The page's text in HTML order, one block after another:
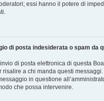
essi hanno il potere di
di posta indesiderata o spam da
di posta elettronica di questa
risalire a chi manda questi messaggi.
in questione
che possa intervenire.